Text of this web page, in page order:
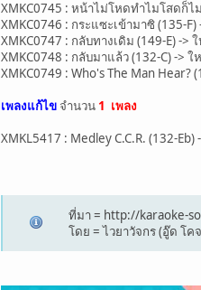
XMKC0745 : หน้าไม่โหดทำไมโสดก็
XMKC0746 : กระแซะเข้ามาซิ (135-
XMKC0747 : กลับทางเดิม (149-E) ->
XMKC0748 : กลับมาแล้ว (132-C) -> ใ
XMKC0749 : Who's The Man Hear?
เพลงแก้ไข จำนวน 1 เพลง
XMKL5417 : Medley C.C.R. (132-Eb)
ที่มา = http://karaoke-
โดย = ไวยาวัจกร (อู๊ด โค